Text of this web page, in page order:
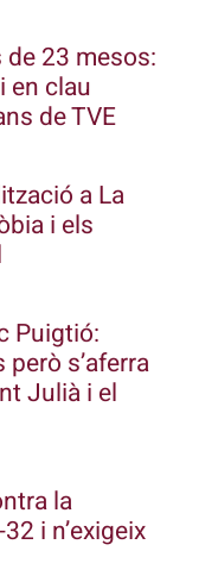
23 mesos:
en clau
de TVE
a La
i els
Puigtió:
s’aferra
Julià i el
la
i n’exigeix